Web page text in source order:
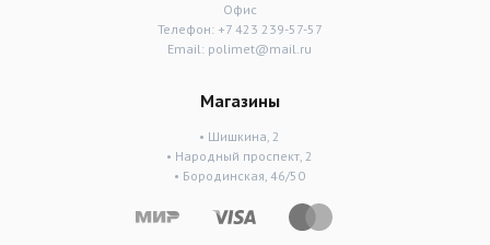
Офис
Телефон: +7 423 239-57-57
Email: polimet@mail.ru
Магазины
• Шишкина, 2
• Народный проспект, 2
• Бородинская, 46/50